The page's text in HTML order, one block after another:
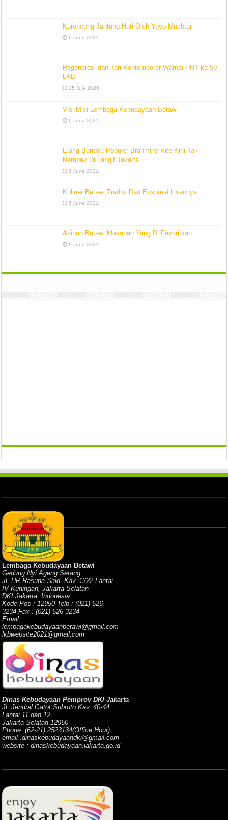
Keroncong Jantung Hati Oleh Yoyo Muchtar
6 June 2021
Regenerasi dan Tari Kontemporer Warnai HUT ke-50
LKB
15 July 2026
Visi Misi Lembaga Kebudayaan Betawi
6 June 2021
Elang Bondol: Populer Brahminy Kite Kini Tak
Nampak Di Langit Jakarta
6 June 2021
Kuliner Betawi Tradisi Dan Ekspresi Lisannya
6 June 2021
Asinan Betawi Makanan Yang Di Favoritkan
6 June 2021
Lembaga Kebudayaan Betawi
Gedung Nyi Ageng Serang
Jl. HR Rasuna Said, Kav. C/22 Lantai
IV Kuningan, Jakarta Selatan
DKI Jakarta, Indonesia
Kode Pos : 12950 Telp : (021) 526
3234 Fax : (021) 526 3234
Email :
lembagakebudayaanbetawi@gmail.com
lkbwebsite2021@gmail.com
Dinas Kebudayaan Pemprov DKI Jakarta
Jl. Jendral Gatot Subroto Kav. 40-44
Lantai 11 dan 12
Jakarta Selatan 12950
Phone: (62-21) 2523134(Office Hour)
email :dinaskebudayaandki@gmail.com
website : dinaskebudayaan.jakarta.go.id